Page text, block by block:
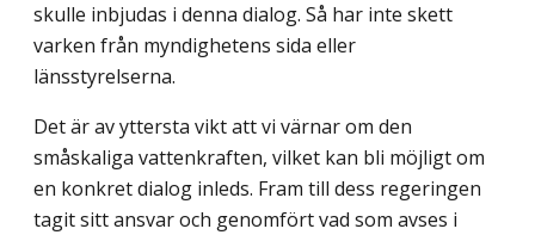
skulle inbjudas i denna dialog. Så har inte skett
varken från myndighetens sida eller
länsstyrelserna.
Det är av yttersta vikt att vi värnar om den
småskaliga vattenkraften, vilket kan bli möjligt om
en konkret dialog inleds. Fram till dess regeringen
tagit sitt ansvar och genomfört vad som avses i